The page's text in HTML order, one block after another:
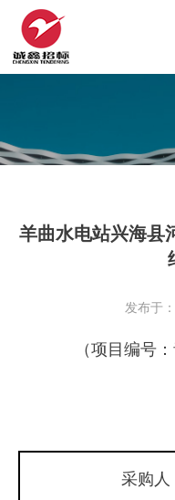
羊曲水电站兴海县
发布于
（项目编号
发布日期
采购人